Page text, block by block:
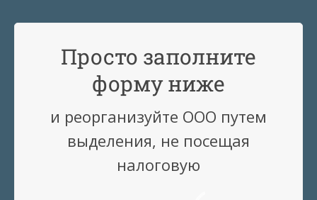
Просто заполните
форму ниже
и реорганизуйте ООО путем
выделения, не посещая
налоговую